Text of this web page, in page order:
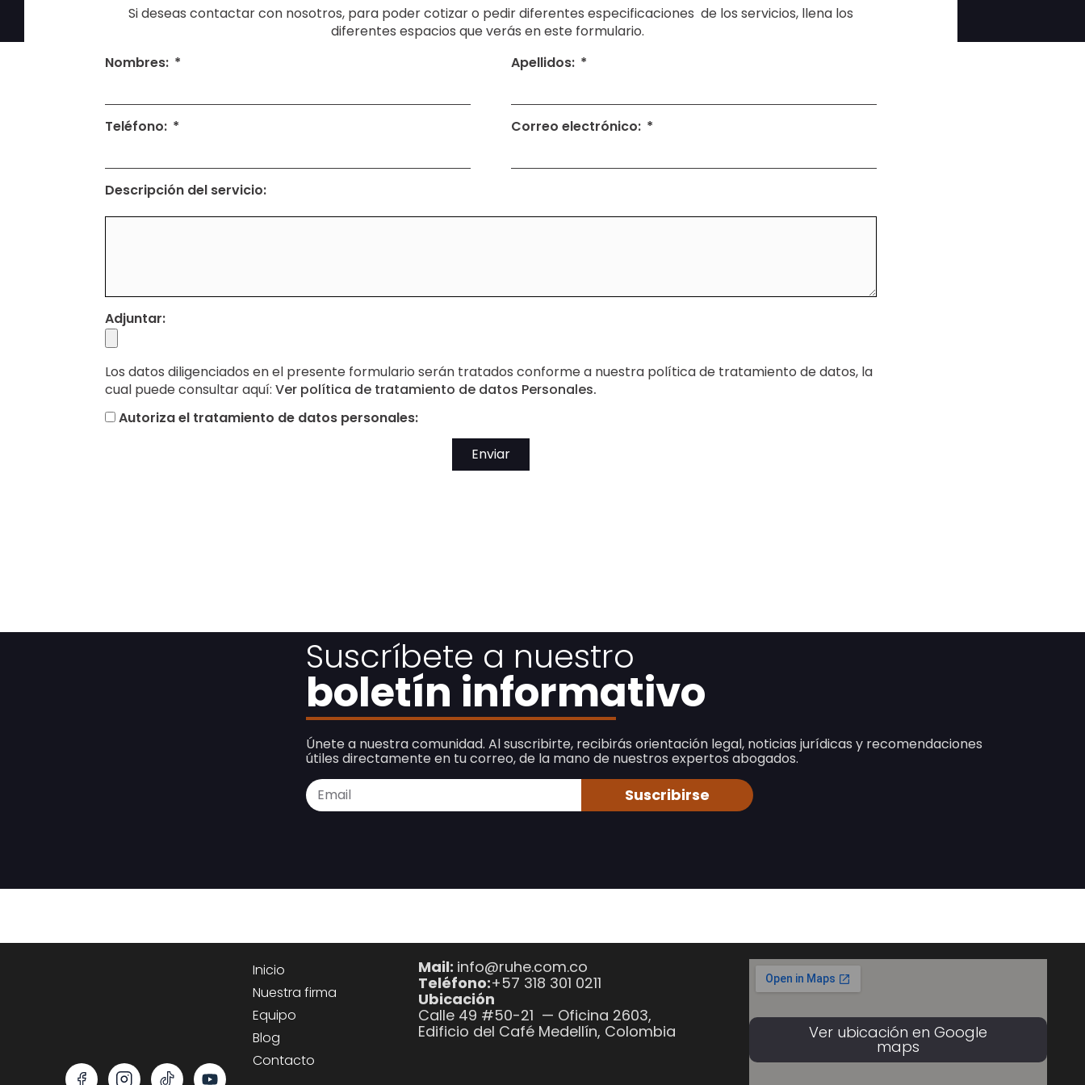
Si deseas contactar con nosotros, para poder cotizar o pedir diferentes especificaciones de los servicios, llena los
diferentes espacios que verás en este formulario.
Nombres:
Apellidos:
Teléfono: Correo electrónico:
Descripción del servicio:
Adjuntar:
Los datos diligenciados en el presente formulario serán tratados conforme a nuestra política de tratamiento de datos, la
cual puede consultar aquí: Ver política de tratamiento de datos Personales.
Autoriza el tratamiento de datos personales:
Enviar
Suscríbete a nuestro
boletín informativo
Únete a nuestra comunidad. Al suscribirte, recibirás orientación legal, noticias jurídicas y recomendaciones
útiles directamente en tu correo, de la mano de nuestros expertos abogados.
Suscribirse
Inicio
Nuestra firma
Equipo
Blog
Contacto
Mail: info@ruhe.com.co
Teléfono:+57 318 301 0211
Ubicación
Calle 49 #50-21 — Oficina 2603,
Edificio del Café Medellín, Colombia
Ver ubicación en Google
maps